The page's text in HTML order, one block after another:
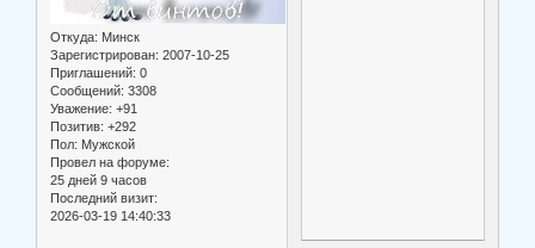
Откуда: Минск
Зарегистрирован: 2007-10-25
Приглашений: 0
Сообщений: 3308
Уважение: +91
Позитив: +292
Пол: Мужской
Провел на форуме:
25 дней 9 часов
Последний визит:
2026-03-19 14:40:33